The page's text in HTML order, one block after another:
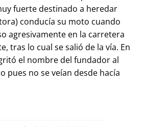
fuerte destinado a heredar
conducía su moto cuando
agresivamente en la carretera
tras lo cual se salió de la vía. En
el nombre del fundador al
pues no se veían desde hacía